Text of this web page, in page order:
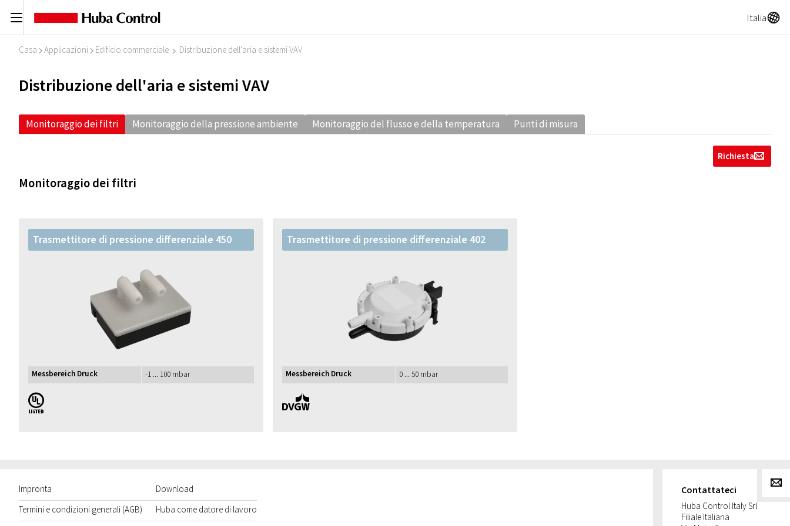
C ItaliaA
Casa I Applicazioni I Edificio commerciale I Distribuzione dell'aria e sistemi VAV
Distribuzione dell'aria e sistemi VAV
Monitoraggio dei filtri Monitoraggio della pressione ambiente Monitoraggio del flusso e della temperatura Punti di misura
Richiestag
Monitoraggio dei filtri
Trasmettitore di pressione differenziale 450
Messbereich Druck -1 ... 100 mbar
UL
Trasmettitore di pressione differenziale 402
Messbereich Druck 0 ... 50 mbar
DVGW
Impronta
Termini e condizioni generali (AGB)
Download
Huba come datore di lavoro
Contattateci
Huba Control Italy Srl
Filiale Italiana
g